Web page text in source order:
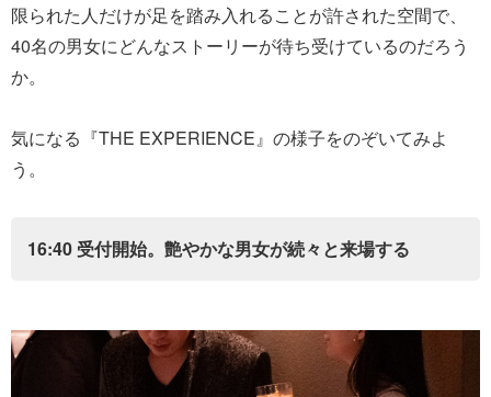
限られた人だけが足を踏み入れることが許された空間で、
40名の男女にどんなストーリーが待ち受けているのだろう
か。
気になる『THE EXPERIENCE』の様子をのぞいてみよ
う。
16:40 受付開始。艶やかな男女が続々と来場する